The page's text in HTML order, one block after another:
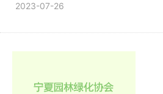
2023-07-26